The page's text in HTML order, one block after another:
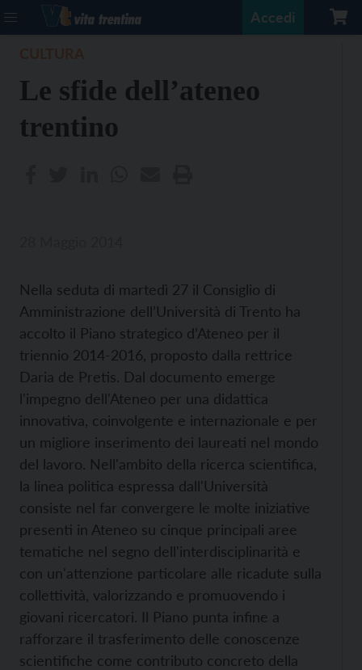
Accedi
Le sfide dell’ateneo
trentino
Nella seduta di martedì 27 il Consiglio di
Amministrazione dell’Università di Trento ha
accolto il Piano strategico d’Ateneo per il
triennio 2014-2016, proposto dalla rettrice
Daria de Pretis. Dal documento emerge
l'impegno dell'Ateneo per una didattica
innovativa, coinvolgente e internazionale e per
un migliore inserimento dei laureati nel mondo
del lavoro. Nell'ambito della ricerca scientifica,
la linea politica espressa dall'Università
consiste nel far convergere le molte iniziative
presenti in Ateneo su cinque principali aree
tematiche nel segno dell'interdisciplinarità e
con un'attenzione particolare alle ricadute sulla
collettività, valorizzando e promuovendo i
giovani ricercatori. Il Piano punta infine a
rafforzare il trasferimento delle conoscenze
scientifiche come contributo concreto della